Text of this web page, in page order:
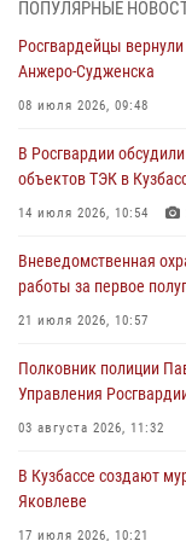
05 августа 2026, 09:30
Росгвардейцы
05 августа 2026, 08:50
Росгвардейцы
Росгвардейцы в Юрге
ПОПУЛЯРНЫЕ
Росгвардейцы
Анжеро-Судженска
08 июля 2026, 09:48
В Росгвардии
объектов ТЭК в
14 июля 2026, 10:54
Вневедомственная
работы за первое
21 июля 2026, 10:57
Полковник полиции
Управления
03 августа 2026, 11:32
В Кузбассе создают
Яковлеве
17 июля 2026, 10:21